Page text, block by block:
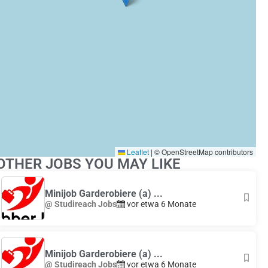
Leaflet | © OpenStreetMap contributors
JOBS YOU MAY LIKE
Minijob Garderobiere (a) ...
@ Studireach Jobs vor etwa 6 Monate
Minijob Garderobiere (a) ...
@ Studireach Jobs vor etwa 6 Monate